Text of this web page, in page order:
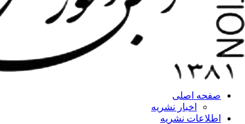
صفحه اصلی
اخبار نشریه
اطلاعات نشریه